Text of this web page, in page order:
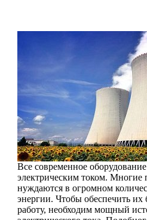
Все современное оборудование
электрическим током. Многие
нуждаются в огромном
энергии. Чтобы обеспечить их
работу, необходим мощный